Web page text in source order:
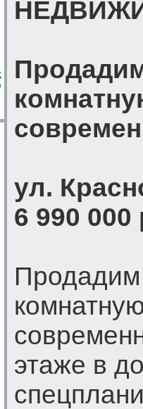
ул.
6 990 000
этаже в